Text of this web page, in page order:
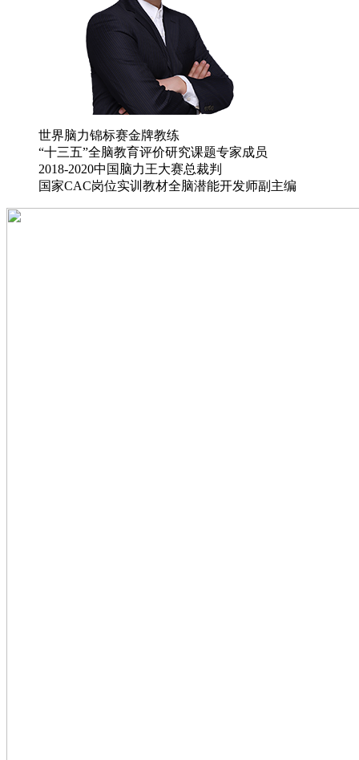
世界脑力锦标赛金牌教练
“十三五”全脑教育评价研究课题专家成员
2018-2020中国脑力王大赛总裁判
国家CAC岗位实训教材全脑潜能开发师副主编